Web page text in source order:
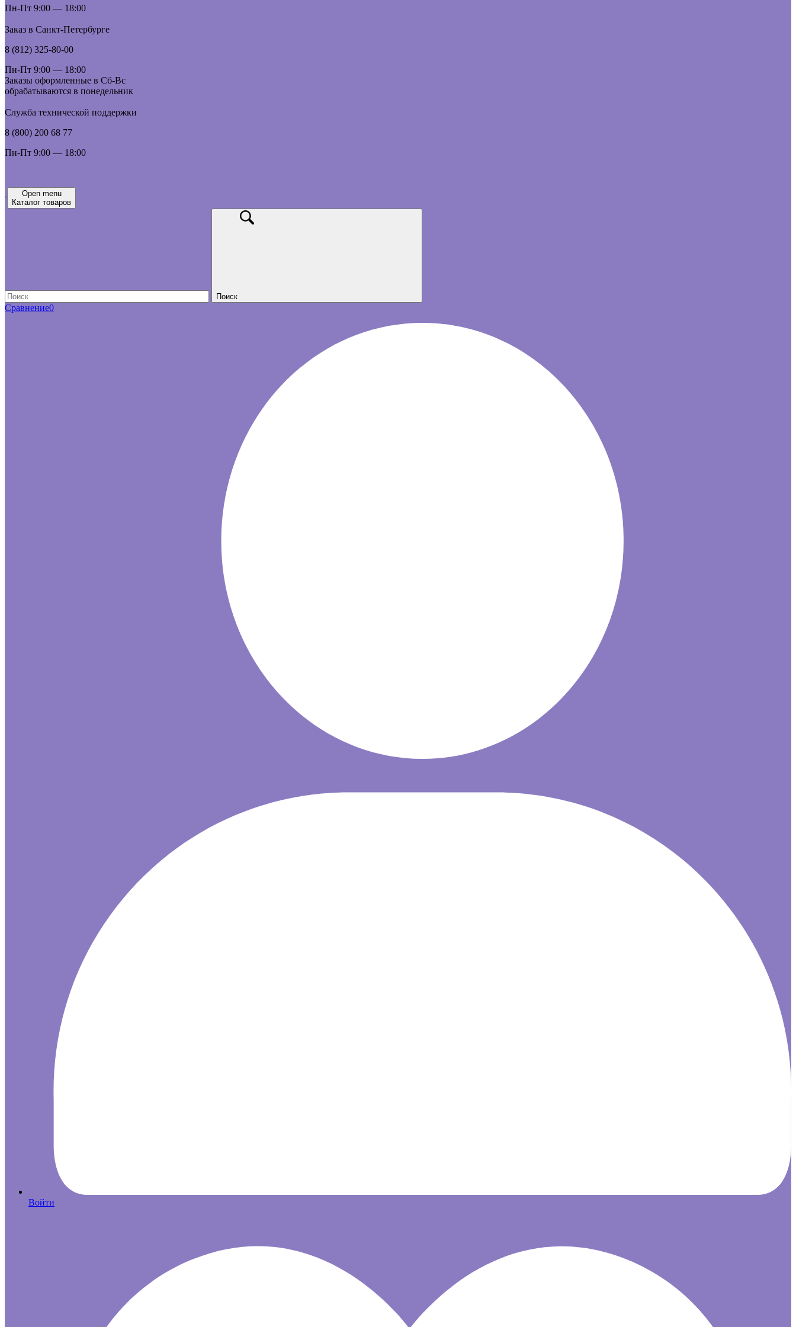
Пн-Пт 9:00 — 18:00
Заказ в Санкт-Петербурге
8 (812) 325-80-00
Пн-Пт 9:00 — 18:00
Заказы оформленные в Сб-Вс
обрабатываются в понедельник
Служба технической поддержки
8 (800) 200 68 77
Пн-Пт 9:00 — 18:00
Open menu
Каталог товаров
Поиск
Сравнение0
Войти